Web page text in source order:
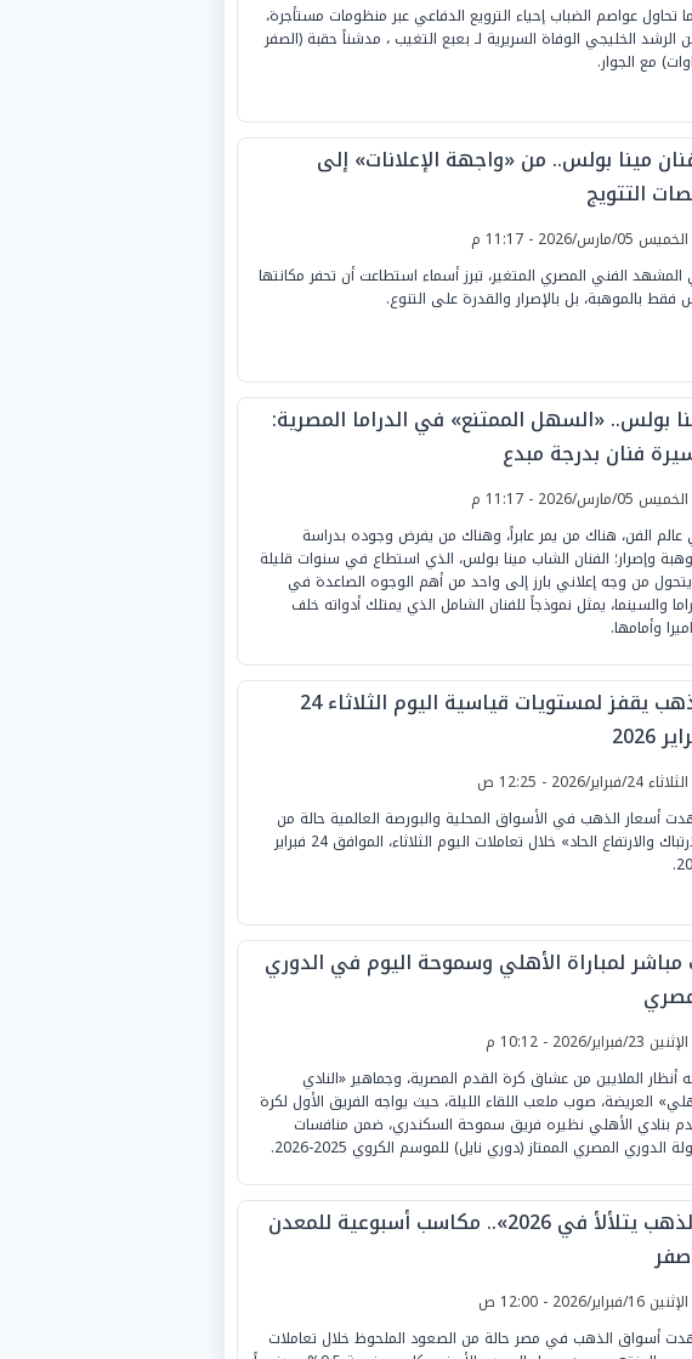
تحاول عواصم الضباب إحياء الترويع الدفاعي عبر منظومات مستأجرة،
الرشد الخليجي الوفاة السريرية لـ بعبع التغيب ، مدشناً حقبة (الصفر
مع الجوار.
مينا بولس.. من «واجهة الإعلانات» إلى
التتويج
الخميس 05/مارس/2026 - 11:17 م
الفني المصري المتغير، تبرز أسماء استطاعت أن تحفر مكانتها
فقط بالموهبة، بل بالإصرار والقدرة على التنوع.
بولس.. «السهل الممتنع» في الدراما المصرية:
فنان بدرجة مبدع
الخميس 05/مارس/2026 - 11:17 م
الفن، هناك من يمر عابراً، وهناك من يفرض وجوده بدراسة
وإصرار؛ الفنان الشاب مينا بولس، الذي استطاع في سنوات قليلة
من وجه إعلاني بارز إلى واحد من أهم الوجوه الصاعدة في
والسينما، يمثل نموذجاً للفنان الشامل الذي يمتلك أدواته خلف
وأمامها.
الذهب يقفز لمستويات قياسية اليوم الثلاثاء 24
2026
الثلاثاء 24/فبراير/2026 - 12:25 ص
أسعار الذهب في الأسواق المحلية والبورصة العالمية حالة من
«الارتباك والارتفاع الحاد» خلال تعاملات اليوم الثلاثاء، الموافق 24 فبراير
مباشر لمباراة الأهلي وسموحة اليوم في الدوري
الإثنين 23/فبراير/2026 - 10:12 م
أنظار الملايين من عشاق كرة القدم المصرية، وجماهير «النادي
العريضة، صوب ملعب اللقاء الليلة، حيث يواجه الفريق الأول لكرة
بنادي الأهلي نظيره فريق سموحة السكندري، ضمن منافسات
الدوري المصري الممتاز (دوري نايل) للموسم الكروي 2025-2026.
«الذهب يتلألأ في 2026».. مكاسب أسبوعية للمعدن
الإثنين 16/فبراير/2026 - 12:00 ص
أسواق الذهب في مصر حالة من الصعود الملحوظ خلال تعاملات